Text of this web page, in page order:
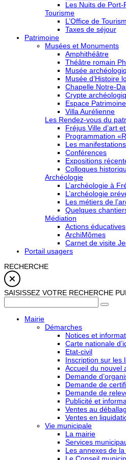
Les Nuits de Port-
Tourisme
L’Office de
Taxes de séjour
Patrimoine
Musées et Monuments
Amphithéâtre
Théâtre romain
Musée
Musée d’Histoire
Chapelle Notre-
Crypte
Espace
Villa Aurélienne
Les Rendez-vous du
Fréjus Ville d’art
Programmation
Les
Conférences
Expositions
Colloques
Archéologie
L’archéologie à
L’archéologie
Les métiers de
Quelques
Médiation
Actions éducatives
ArchiMômes
Carnet de visite
Portail usagers
RECHERCHE
SAISISSEZ VOTRE RECHERCHE
Mairie
Démarches
Notices et
Carte nationale
Etat-civil
Inscription sur les
Accueil du nouvel
Demande
Demande de
Demande de
Publicité et
Ventes au
Ventes en
Vie municipale
La mairie
Services
Les annexes de